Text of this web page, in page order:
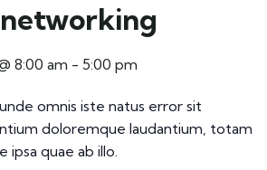
8:00 am - 5:00 pm
omnis iste natus error sit
doloremque laudantium, totam
ipsa quae ab illo.